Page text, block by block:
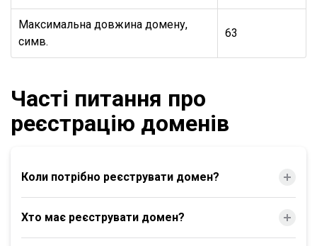
Максимальна довжина домену,
симв.
63
Часті питання про
реєстрацію доменів
Коли потрібно реєструвати домен?
Хто має реєструвати домен?